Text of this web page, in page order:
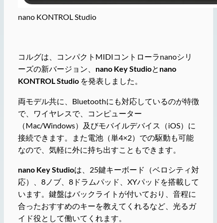
nano KONTROL Studio
コルグは、コンパクトMIDIコントローラnanoシリ
ーズの新バージョン、 nano Key Studioと nano
KONTROL Studioを発表しました。
両モデル共に、Bluetoothにも対応しているのが特徴
で、ワイヤレスで、コンピューター
（Mac/Windows）及びモバイルデバイス（iOS）に
接続できます。また電池（単4×2）での駆動も可能
なので、気軽に外に持ち出すこともできます。
nano Key Studioは、25鍵キーボード（ベロシティ対
応）、8ノブ、8ドラムパッド、XYパッドを搭載して
います。鍵盤はバックライトが付いており、音程に
合ったおすすめのキーを教えてくれるなど、光るガ
イド役として働いてくれます。